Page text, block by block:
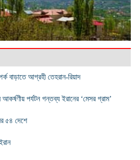
বাড়াতে আগ্রহী তেহরান-রিয়াদ
আকর্ষণীয় পর্যটন গন্তব্য ইরানের ‘মেসর গ্রাম’
৫৪ দেশে